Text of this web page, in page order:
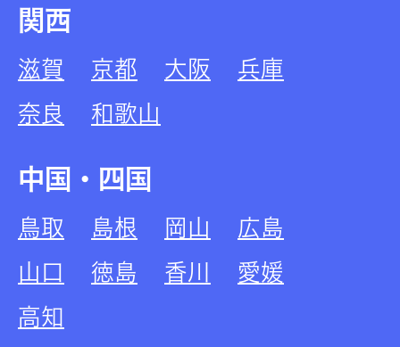
関西
滋賀 京都 大阪
兵庫
奈良
和歌山
中国・四国
鳥取 島根 岡山
広島
山口
徳島 香川
愛媛
高知